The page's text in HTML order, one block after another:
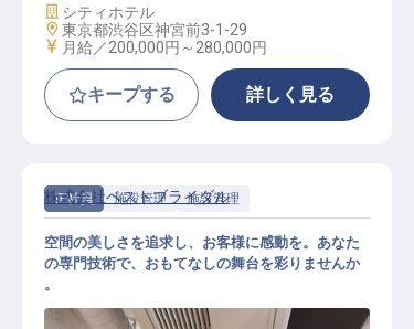
施設業態
シティホテル
勤務地
東京都渋谷区神宮前3-1-29
給与
月給／200,000円～ 280,000円
キープする 詳しく見る
正社員 施設管理 施設管理
株式会社ベストブライダル
空間の美しさを追求し、お客様に感動を。あなた
の専門技術で、おもてなしの舞台を彩りませんか
。